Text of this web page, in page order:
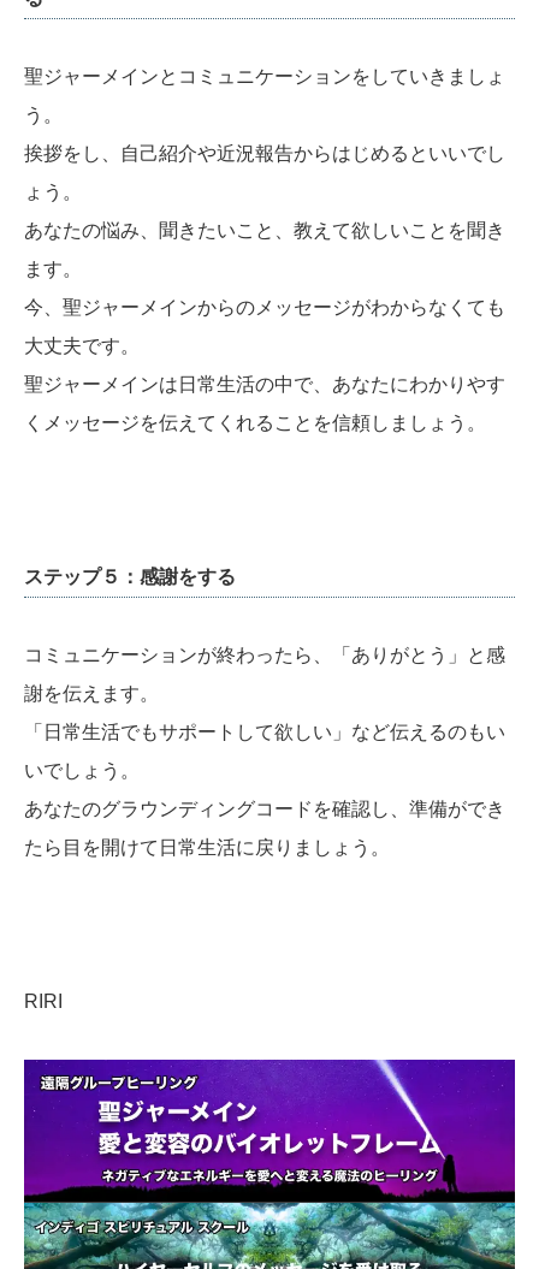
聖ジャーメインとコミュニケーションをしていきましょ
う。
挨拶をし、自己紹介や近況報告からはじめるといいでし
ょう。
あなたの悩み、聞きたいこと、教えて欲しいことを聞き
ます。
今、聖ジャーメインからのメッセージがわからなくても
大丈夫です。
聖ジャーメインは日常生活の中で、あなたにわかりやす
くメッセージを伝えてくれることを信頼しましょう。
ステップ５：感謝をする
コミュニケーションが終わったら、「ありがとう」と感
謝を伝えます。
「日常生活でもサポートして欲しい」など伝えるのもい
いでしょう。
あなたのグラウンディングコードを確認し、準備ができ
たら目を開けて日常生活に戻りましょう。
RIRI